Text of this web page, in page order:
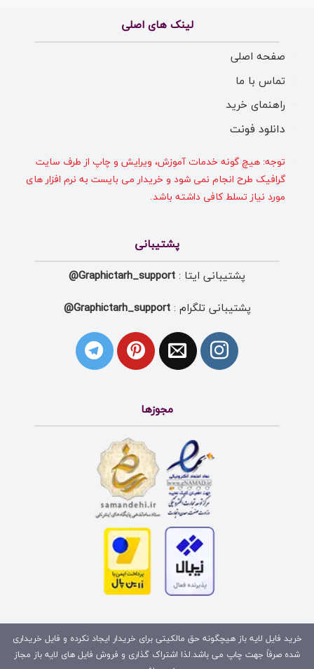
لینک های اصلی
صفحه اصلی
تماس با ما
راهنمای خرید
دانلود فونت
توجه: هیچ گونه خدمات آموزش، ویرایش و چاپ از طرف سایت
گرافیک طرح انجام نمی شود و خریدار می بایست به نرم افزار های
مورد نیاز تسلط کافی داشته باشد.
پشتیبانی
پشتیبانی ایتا : Graphictarh_support@
پشتیبانی تلگرام :Graphictarh_support@
مجوزها
خرید فایل لایه باز هیچگونه حق مالکیتی برای خریدار ایجاد نکرده و فایل خریداری
شده صرفاً جهت چاپ می باشد.لذا اشتراک گذاری و فروش فایل های لایه باز مجاز